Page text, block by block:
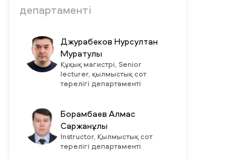
департаменті
Джурабеков Нурсултан
Муратулы
Құқық магистрі, Senior
lecturer, қылмыстық сот
төрелігі департаменті
Борамбаев Алмас
Саржанұлы
Instructor, Қылмыстық сот
төрелігі департаменті